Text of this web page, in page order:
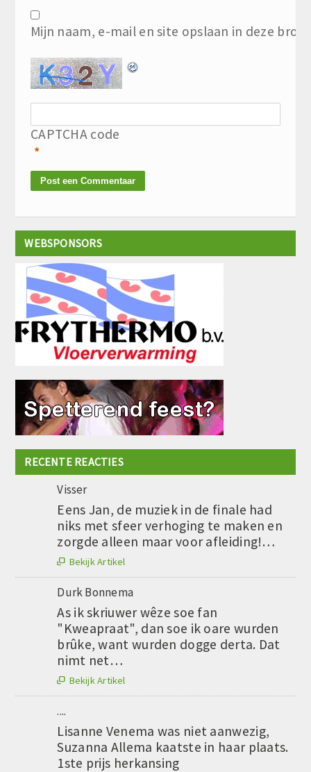
Mijn naam, e-mail en site opslaan in deze
CAPTCHA code
*
WEBSPONSORS
RECENTE REACTIES
Visser
Eens Jan, de muziek in de finale had
niks met sfeer verhoging te maken en
zorgde alleen maar voor afleiding!…
 Bekijk Artikel
Durk Bonnema
As ik skriuwer wêze soe fan
"Kweapraat", dan soe ik oare wurden
brûke, want wurden dogge derta. Dat
nimt net…
 Bekijk Artikel
....
Lisanne Venema was niet aanwezig,
Suzanna Allema kaatste in haar plaats.
1ste prijs herkansing